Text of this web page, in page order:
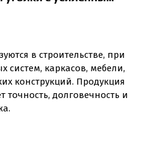
в строительстве, при
систем, каркасов, мебели,
конструкций. Продукция
точность, долговечность и